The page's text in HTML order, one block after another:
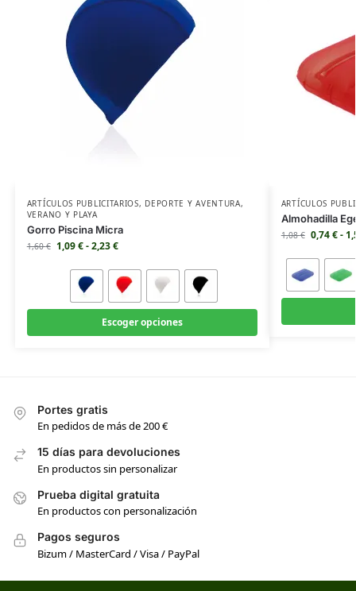
ARTÍCULOS PUBLICITARIOS, DEPORTE Y AVENTURA,
VERANO Y PLAYA
Gorro Piscina Micra
1,60€ 1,09€-2,23€
Escoger opciones
ARTÍCULOS
Almohadilla
1,08€ 0,74€-
Portes gratis
En pedidos de más de 200 €
15 días para devoluciones
En productos sin personalizar
Prueba digital gratuita
En productos con personalización
Pagos seguros
Bizum / MasterCard / Visa / PayPal